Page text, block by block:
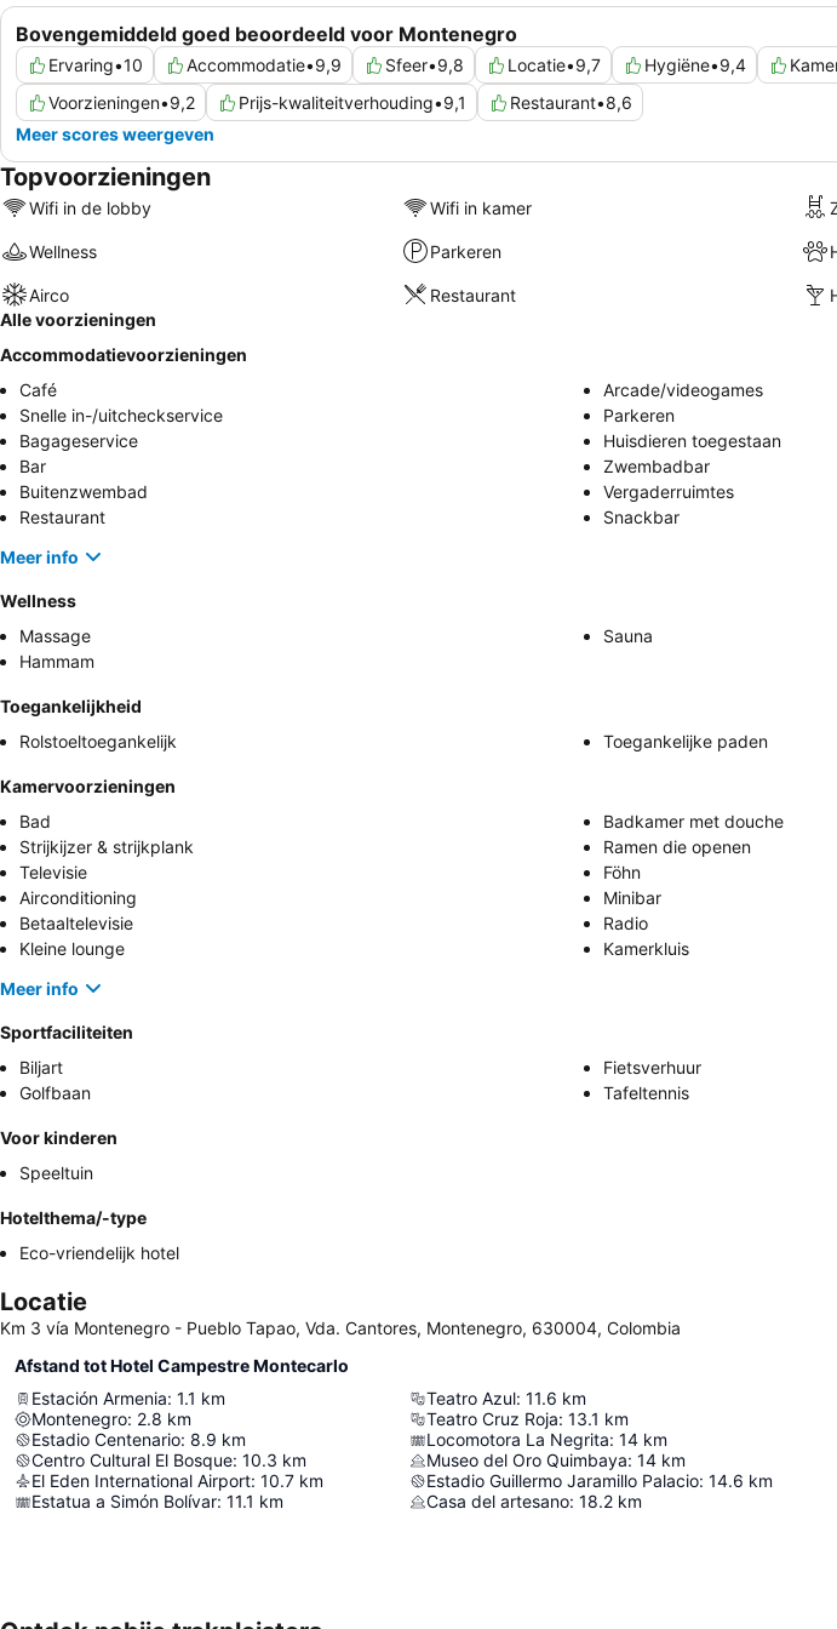
Bovengemiddeld goed beoordeeld voor Montenegro
Ervaring•10 Accommodatie•9,9 Sfeer•9,8 Locatie•9,7 Hygiëne•9,4
Voorzieningen•9,2 Prijs-kwaliteitverhouding•9,1 Restaurant•8,6
Meer scores weergeven
Topvoorzieningen
Wifi in de lobby Wifi in kamer
Wellness Parkeren
Airco Restaurant
Alle voorzieningen
Accommodatievoorzieningen
Café
Arcade/videogames
Snelle in-/uitcheckservice
Parkeren
Bagageservice
Huisdieren toegestaan
Bar
Zwembadbar
Buitenzwembad
Vergaderruimtes
Restaurant
Snackbar
Meer info
Wellness
Massage
Sauna
Hammam
Toegankelijkheid
Rolstoeltoegankelijk
Toegankelijke paden
Kamervoorzieningen
Bad
Badkamer met douche
Strijkijzer & strijkplank
Ramen die openen
Televisie
Föhn
Airconditioning
Minibar
Betaaltelevisie
Radio
Kleine lounge
Kamerkluis
Meer info
Sportfaciliteiten
Biljart
Fietsverhuur
Golfbaan
Tafeltennis
Voor kinderen
Speeltuin
Hotelthema/-type
Eco-vriendelijk hotel
Locatie
Km 3 vía Montenegro - Pueblo Tapao, Vda. Cantores, Montenegro, 630004, Colombia
Afstand tot Hotel Campestre Montecarlo
Estación Armenia: 1.1 km
Montenegro: 2.8 km
Estadio Centenario: 8.9 km
Centro Cultural El Bosque: 10.3 km
El Eden International Airport: 10.7 km
Estatua a Simón Bolívar: 11.1 km
Teatro Azul: 11.6 km
Teatro Cruz Roja: 13.1 km
Locomotora La Negrita: 14 km
Museo del Oro Quimbaya: 14 km
Estadio Guillermo Jaramillo Palacio: 14.6 km
Casa del artesano: 18.2 km